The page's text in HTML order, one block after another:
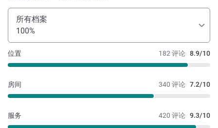
所有档案
100%
182 评论 8.9/10
位置
340 评论 7.2/10
房间
420 评论 9.3/10
服务